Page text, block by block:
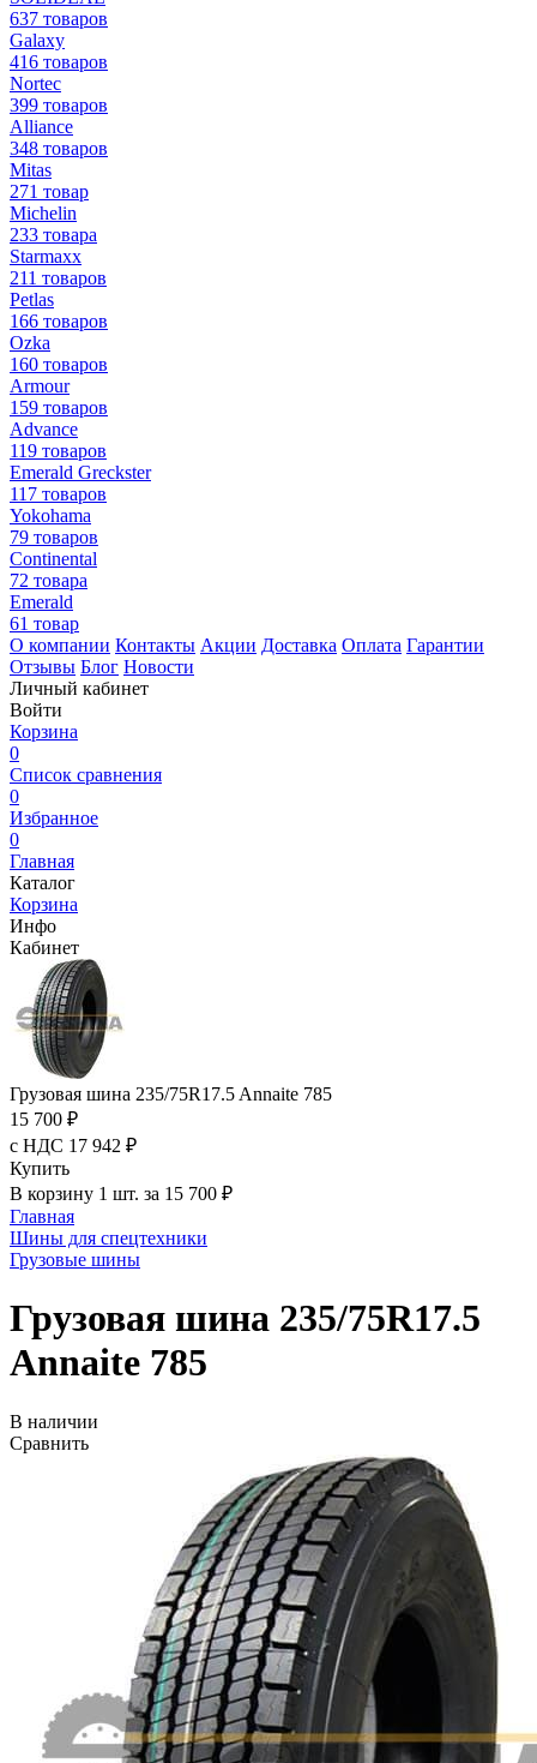
637 товаров
Galaxy
416 товаров
Nortec
399 товаров
Alliance
348 товаров
Mitas
271 товар
Michelin
233 товара
Starmaxx
211 товаров
Petlas
166 товаров
Ozka
160 товаров
Armour
159 товаров
Advance
119 товаров
Emerald Greckster
117 товаров
Yokohama
79 товаров
Continental
72 товара
Emerald
61 товар
О компании Контакты Акции Доставка Оплата Гарантии
Отзывы Блог Новости
Личный кабинет
Войти
Корзина
0
Список сравнения
0
Избранное
0
Главная
Каталог
Корзина
Инфо
Кабинет
Грузовая шина 235/75R17.5 Annaite 785
15 700 ₽
с НДС 17 942 ₽
Купить
В корзину 1 шт. за 15 700 ₽
Главная
Шины для спецтехники
Грузовые шины
Грузовая шина 235/75R17.5
Annaite 785
В наличии
Сравнить